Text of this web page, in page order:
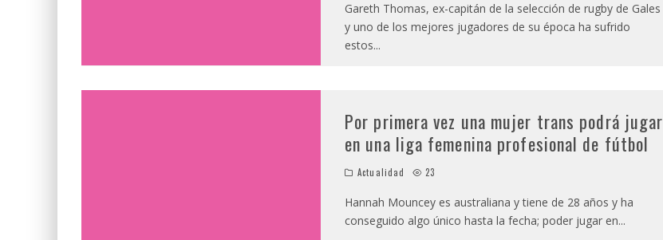
Gareth Thomas, ex-capitán de la selección de rugby de Gales
y uno de los mejores jugadores de su época ha sufrido
estos...
Por primera vez una mujer trans podrá jugar
en una liga femenina profesional de fútbol
Actualidad 23
Hannah Mouncey es australiana y tiene de 28 años y ha
conseguido algo único hasta la fecha; poder jugar en...